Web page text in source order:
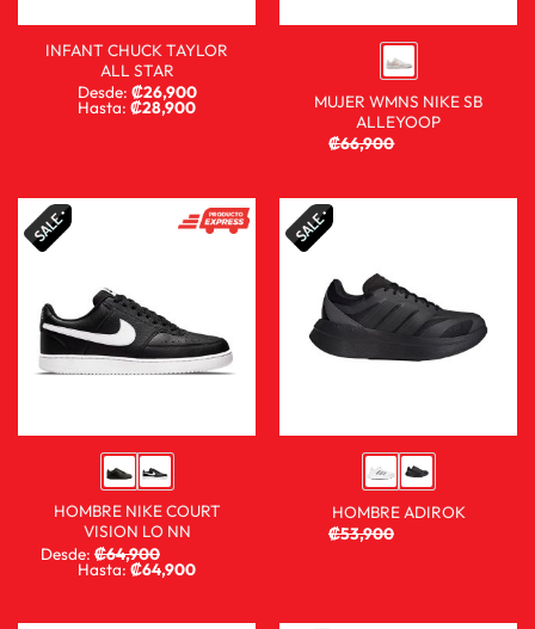
INFANT CHUCK TAYLOR
ALL STAR
Desde: ₡26,900
Hasta: ₡28,900
MUJER WMNS NIKE SB
ALLEYOOP
₡66,900
HOMBRE NIKE COURT
VISION LO NN
Desde: ₡64,900
Hasta:₡64,900
HOMBRE ADIROK
₡53,900